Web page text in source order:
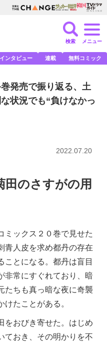
検索 メニュー
インタビュー 連載 無料コミック
発売で振り返る、土
状況でも“負けなかっ
2022.07.20
田のさすがの用
ックス２０巻で見せた
青人皮を求め都丹の存在
ことになる。都丹は盲目
非常にすぐれており、暗
たちも真っ暗な夜に奇襲
たことがある。
おびき寄せた。はじめ
ておき、その明かりを不